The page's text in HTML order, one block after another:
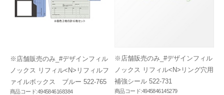
※店舗販売のみ_#デザインフィル
ノックス リフィル<N>リフィルフ
ァイルボックス ブルー 522-765
商品コード:4945846168384
※店舗販売のみ_#デザインフィル
ノックス リフィル<N>リング穴用
補強シール 522-731
商品コード:4945846145279